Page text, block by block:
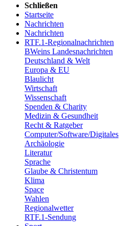
Schließen
Startseite
Nachrichten
Nachrichten
RTF.1-Regionalnachrichten
BWeins Landesnachrichten
Deutschland & Welt
Europa & EU
Blaulicht
Wirtschaft
Wissenschaft
Spenden & Charity
Medizin & Gesundheit
Recht & Ratgeber
Computer/Software/Digitales
Archäologie
Literatur
Sprache
Glaube & Christentum
Klima
Space
Wahlen
Regionalwetter
RTF.1-Sendung